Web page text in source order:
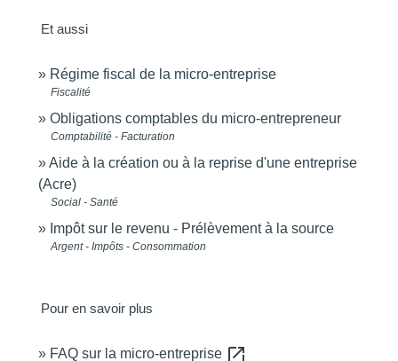
Et aussi
Régime fiscal de la micro-entreprise
Fiscalité
Obligations comptables du micro-entrepreneur
Comptabilité - Facturation
Aide à la création ou à la reprise d'une entreprise
(Acre)
Social - Santé
Impôt sur le revenu - Prélèvement à la source
Argent - Impôts - Consommation
Pour en savoir plus
FAQ sur la micro-entreprise open_in_new